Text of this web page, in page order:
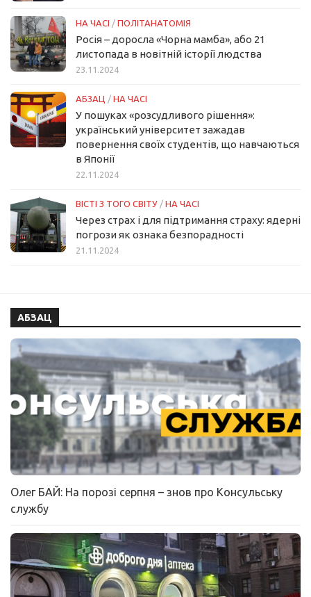
НА ЧАСІ / ПОЛІТАНАТОМІЯ
Росія – доросла «Чорна мамба», або 21
листопада в новітній історії людства
23.11.2024
АБЗАЦ / НА ЧАСІ
У пошуках «розсудливого рішення»:
український університет зажадав
повернення своїх студентів, що навчаються
в Японії
22.11.2024
ВІСТІ З ТОГО СВІТУ / НА ЧАСІ
Через страх і для підтримання страху: ядерні
погрози як ознака безпорадності
21.11.2024
АБЗАЦ
Олег БАЙ: На порозі серпня – знов про Консульську
службу